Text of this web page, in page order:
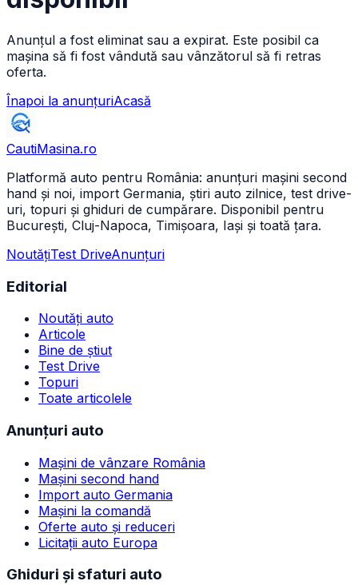
Anunțul a fost eliminat sau a expirat. Este posibil ca
mașina să fi fost vândută sau vânzătorul să fi retras
oferta.
Înapoi la anunțuriAcasă
CautiMasina.ro
Platformă auto pentru România: anunțuri mașini second
hand și noi, import Germania, știri auto zilnice, test drive-
uri, topuri și ghiduri de cumpărare. Disponibil pentru
București, Cluj-Napoca, Timișoara, Iași și toată țara.
NoutățiTest DriveAnunțuri
Editorial
Noutăți auto
Articole
Bine de știut
Test Drive
Topuri
Toate articolele
Anunțuri auto
Mașini de vânzare România
Mașini second hand
Import auto Germania
Mașini la comandă
Oferte auto și reduceri
Licitații auto Europa
Ghiduri și sfaturi auto